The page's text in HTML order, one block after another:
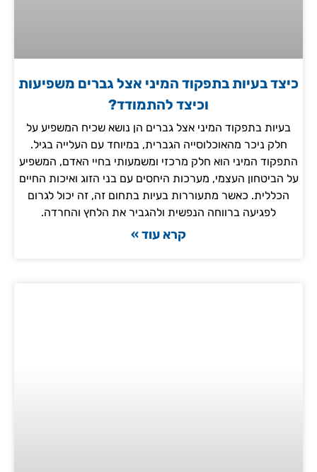
כיצד בעיות בתפקוד המיני אצל גברים משפיעות
וכיצד להתמודד?
בעיות בתפקוד המיני אצל גברים הן נושא שכיח המשפיע על
חלק ניכר מהאוכלוסייה הגברית, במיוחד עם העלייה בגיל.
התפקוד המיני הוא חלק מרכזי ומשמעותי בחיי האדם, המשפיע
על הביטחון העצמי, מערכות היחסים עם בני הזוג ואיכות החיים
הכללית. כאשר מתעוררות בעיות בתחום זה, זה יכול לגרום
לפגיעה ברווחה הנפשית ולהגביר את הלחץ והחרדה.
קרא עוד »